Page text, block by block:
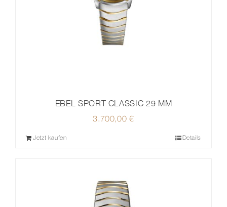
EBEL SPORT CLASSIC 29 MM
3.700,00€
Jetzt kaufen Details